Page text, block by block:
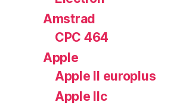
Amstrad
CPC 464
Apple
Apple II europlus
Apple IIc